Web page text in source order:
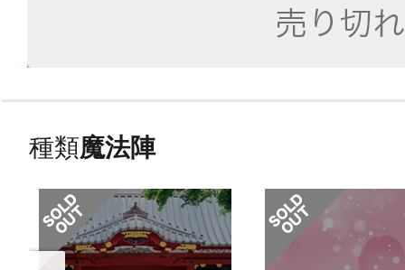
種類魔法陣